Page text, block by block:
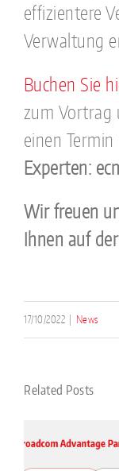
effizientere
Verwaltung
Buchen Sie
zum Vortrag
einen
Experten:
Wir freuen
Ihnen auf der
17/10/2022 News
Related Posts